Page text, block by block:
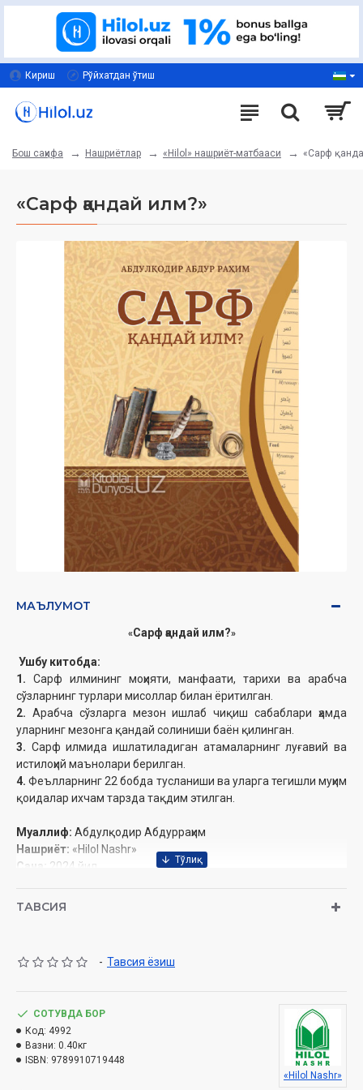
Кириш Рўйхатдан ўтиш
Бош саҳифа Нашриётлар «Hilol» нашриёт-матбааси «Сарф
«Сарф қандай илм?»
МАЪЛУМОТ
«Сарф қандай илм?»
Ушбу китобда:
1. Сарф илмининг моҳияти, манфаати, тарихи ва арабча
сўзларнинг турлари мисоллар билан ёритилган.
2. Арабча сўзларга мезон ишлаб чиқиш сабаблари ҳамда
уларнинг мезонга қандай солиниши баён қилинган.
3. Сарф илмида ишлатиладиган атамаларнинг луғавий ва
истилоҳий маънолари берилган.
4. Феълларнинг 22 бобда тусланиши ва уларга тегишли муҳим
қоидалар ихчам тарзда тақдим этилган.
Муаллиф: Абдулқодир Абдурраҳим
Нашриёт: «Hilol Nashr»
Сана:
2024 йил
ISBN:978-9910-719-44-8
Муқаддима
Сарф илми ва унинг моҳияти
Сарф илмининг қандай фойдалари бор?
Сарф илми қачон вужудга келган?
ТАВСИЯ
- Тавсия ёзиш
СОТУВДА БОР
Код: 4992
Вазни: 0.40кг
ISBN: 9789910719448
«Hilol Nashr»